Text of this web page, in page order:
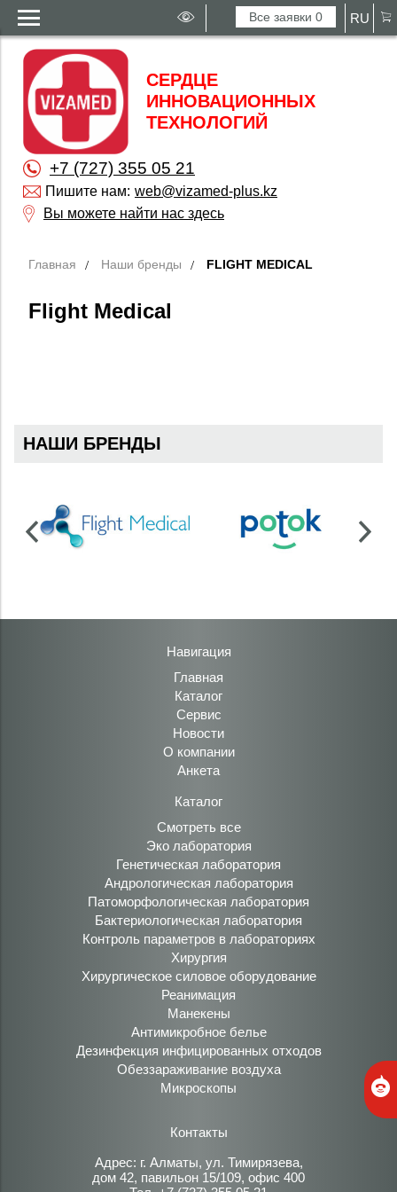
Все заявки0 RU
СЕРДЦЕ
ИННОВАЦИОННЫХ
ТЕХНОЛОГИЙ
+7 (727) 355 05 21
Пишите нам: web@vizamed-plus.kz
Вы можете найти нас здесь
Главная Наши бренды FLIGHT MEDICAL
Flight Medical
НАШИ БРЕНДЫ
Навигация
Главная
Каталог
Сервис
Новости
О компании
Анкета
Каталог
Смотреть все
Эко лаборатория
Генетическая лаборатория
Андрологическая лаборатория
Патоморфологическая лаборатория
Бактериологическая лаборатория
Контроль параметров в лабораториях
Хирургия
Хирургическое силовое оборудование
Реанимация
Манекены
Антимикробное белье
Дезинфекция инфицированных отходов
Обеззараживание воздуха
Микроскопы
Контакты
Адрес: г. Алматы, ул. Тимирязева,
дом 42, павильон 15/109, офис 400